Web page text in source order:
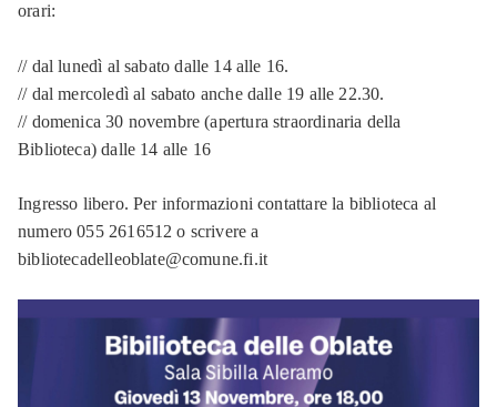
orari:
// dal lunedì al sabato dalle 14 alle 16.
// dal mercoledì al sabato anche dalle 19 alle 22.30.
// domenica 30 novembre (apertura straordinaria della
Biblioteca) dalle 14 alle 16
Ingresso libero. Per informazioni contattare la biblioteca al
numero 055 2616512 o scrivere a
bibliotecadelleoblate@comune.fi.it